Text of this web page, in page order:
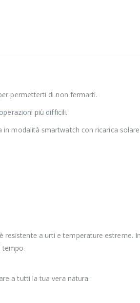
permetterti di non fermarti.
più difficili.
modalità smartwatch con ricarica
a urti e temperature estreme.
tempo.
a tutti la tua vera natura.